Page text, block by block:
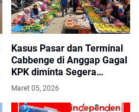
Kasus Pasar dan Terminal
Cabbenge di Anggap Gagal
KPK diminta Segera
Bertindak dan Diproses
Maret 05, 2026